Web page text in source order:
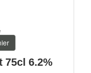
75cl 6.2%